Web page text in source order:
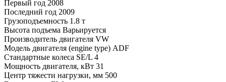
Первый год 2008
Последний год 2009
Грузоподъемность 1.8 т
Высота подъема Варьируется
Производитель двигателя VW
Модель двигателя (engine type) ADF
Стандартные колеса SE/L 4
Мощность двигателя, кВт 31
Центр тяжести нагрузки, мм 500